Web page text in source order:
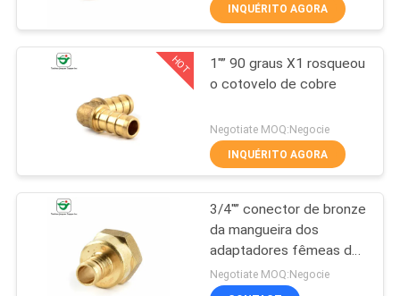
DA
QUALIDADE
CONTACTE-
NOTÍCIA
PEÇA
Encaixes de
tubulação do ajuste
do impulso
INQUÉRITO AGORA
HOT
1"” 90 graus X1 rosqueou
o cotovelo de cobre
Negotiate MOQ:Negocie
INQUÉRITO AGORA
3/4"” conector de bronze
da mangueira dos
adaptadores fêmeas de
bronze de FNPT X1/2
Negotiate MOQ:Negocie